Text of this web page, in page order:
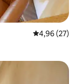
Vlerësimi
4,96 (27)